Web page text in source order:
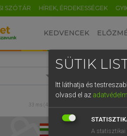
SZÓTÁR HÍREK, ÉRDEKESSÉGEK
KEDVENCEK
33 ms (4 db)
SÜTIK
Itt láthatja és
olvasd el az
A statisztikai
EN HU DE CN
0 1
q